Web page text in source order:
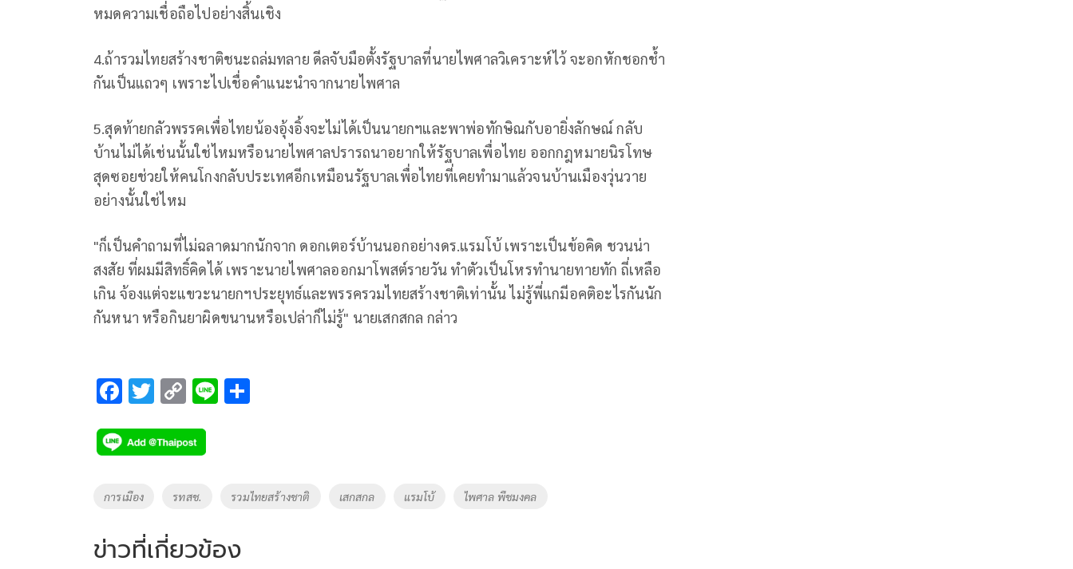
หมดความเชื่อถือไปอย่างสิ้นเชิง
4.ถ้ารวมไทยสร้างชาติชนะถล่มทลาย ดีลจับมือตั้งรัฐบาลที่นายไพศาลวิเคราะห์ไว้ จะอกหักชอกช้ำ
กันเป็นแถวๆ เพราะไปเชื่อคำแนะนำจากนายไพศาล
5.สุดท้ายกลัวพรรคเพื่อไทยน้องอุ้งอิ้งจะไม่ได้เป็นนายกฯและพาพ่อทักษิณกับอายิ่งลักษณ์ กลับ
บ้านไม่ได้เช่นนั้นใช่ไหมหรือนายไพศาลปรารถนาอยากให้รัฐบาลเพื่อไทย ออกกฎหมายนิรโทษ
สุดซอยช่วยให้คนโกงกลับประเทศอีกเหมือนรัฐบาลเพื่อไทยที่เคยทำมาแล้วจนบ้านเมืองวุ่นวาย
อย่างนั้นใช่ไหม
"ก็เป็นคำถามที่ไม่ฉลาดมากนักจาก ดอกเตอร์บ้านนอกอย่างดร.แรมโบ้ เพราะเป็นข้อคิด ชวนน่า
สงสัย ที่ผมมีสิทธิ์คิดได้ เพราะนายไพศาลออกมาโพสต์รายวัน ทำตัวเป็นโหรทำนายทายทัก ถี่เหลือ
เกิน จ้องแต่จะแขวะนายกฯประยุทธ์และพรรครวมไทยสร้างชาติเท่านั้น ไม่รู้พี่แกมีอคติอะไรกันนัก
กันหนา หรือกินยาผิดขนานหรือเปล่าก็ไม่รู้" นายเสกสกล กล่าว
F
e
b
o
k
T
tt
er
C
p
y
Li
k
Li
Tags
การเมือง รทสช. รวมไทยสร้างชาติ เสกสกล แรมโบ้ ไพศาล พืชมงคล
ข่าวที่เกี่ยวข้อง